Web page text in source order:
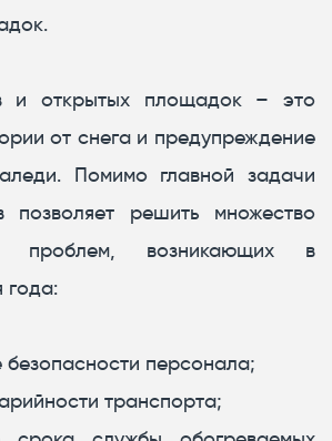
и открытых площадок – это
от снега и предупреждение
Помимо главной задачи
позволяет решить множество
проблем, возникающих в
года:
безопасности персонала;
транспорта;